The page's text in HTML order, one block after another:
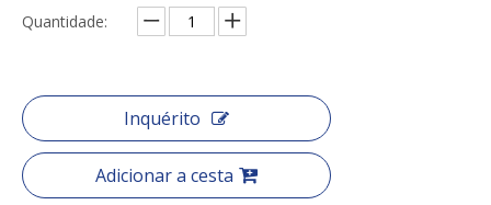
Quantidade:
Inquérito
Adicionar a cesta